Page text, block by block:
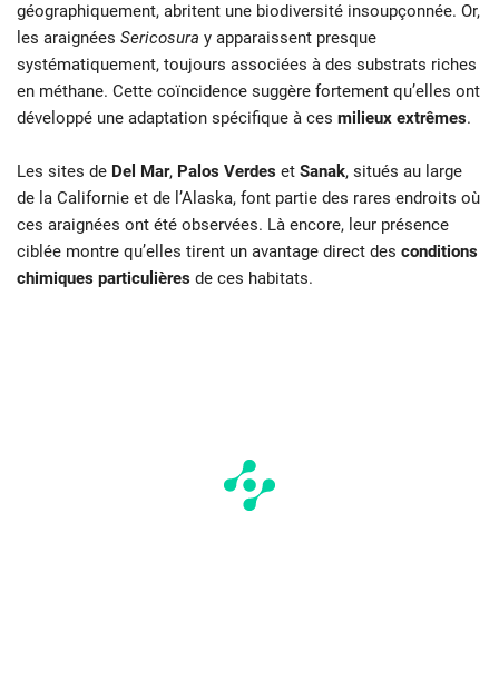
géographiquement, abritent une biodiversité insoupçonnée. Or,
les araignées Sericosura y apparaissent presque
systématiquement, toujours associées à des substrats riches
en méthane. Cette coïncidence suggère fortement qu’elles ont
développé une adaptation spécifique à ces milieux extrêmes.
Les sites de Del Mar, Palos Verdes et Sanak, situés au large
de la Californie et de l’Alaska, font partie des rares endroits où
ces araignées ont été observées. Là encore, leur présence
ciblée montre qu’elles tirent un avantage direct des conditions
chimiques particulières de ces habitats.